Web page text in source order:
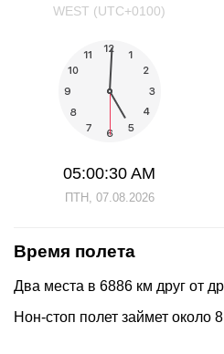
WEST (UTC+0100)
05:00:30 AM
ПТН, 07.08.2026
Время полета
Два места в 6886 км друг от
Нон-стоп полет займет около